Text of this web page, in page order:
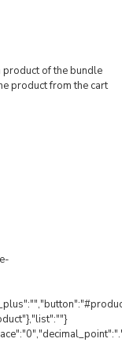
product of the bundle
product from the cart